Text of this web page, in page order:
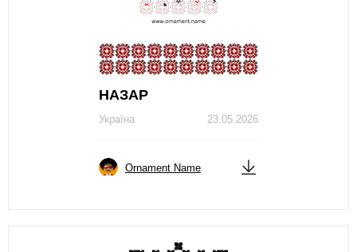
НАЗАР
23.05.2026
Україна
Ornament Name